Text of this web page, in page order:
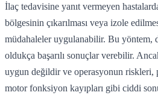
İlaç tedavisine yanıt vermeyen
bölgesinin çıkarılması veya izole
müdahaleler uygulanabilir. Bu yöntem,
oldukça başarılı sonuçlar verebilir.
uygun değildir ve operasyonun riskleri,
motor fonksiyon kayıpları gibi ciddi